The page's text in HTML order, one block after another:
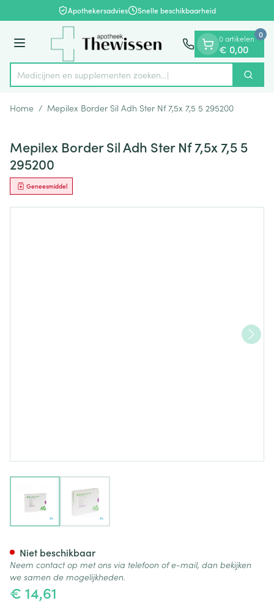
Ga naar de inhoudApothekersadvies Snelle beschikbaarheid
Menu
Product, merk, categorie...
Medicijnen en supplementen zoeken... Zoek
0 artikelen
€ 0,00
0
Home / Mepilex Border Sil Adh Ster Nf 7,5x 7,5 5 295200
Mepilex Border Sil Adh Ster Nf 7,5x 7,5 5
295200
Geneesmiddel
€ 14,61
Niet beschikbaar
Neem contact op met ons via telefoon of e-mail, dan bekijken
we samen de mogelijkheden.